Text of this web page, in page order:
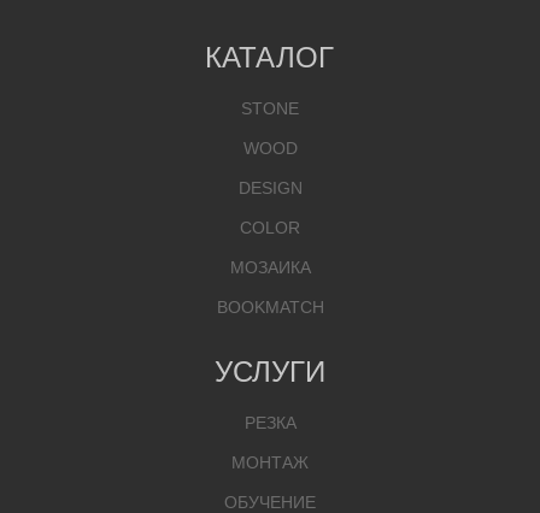
КАТАЛОГ
STONE
WOOD
DESIGN
COLOR
МОЗАИКА
BOOKMATCH
УСЛУГИ
РЕЗКА
МОНТАЖ
ОБУЧЕНИЕ